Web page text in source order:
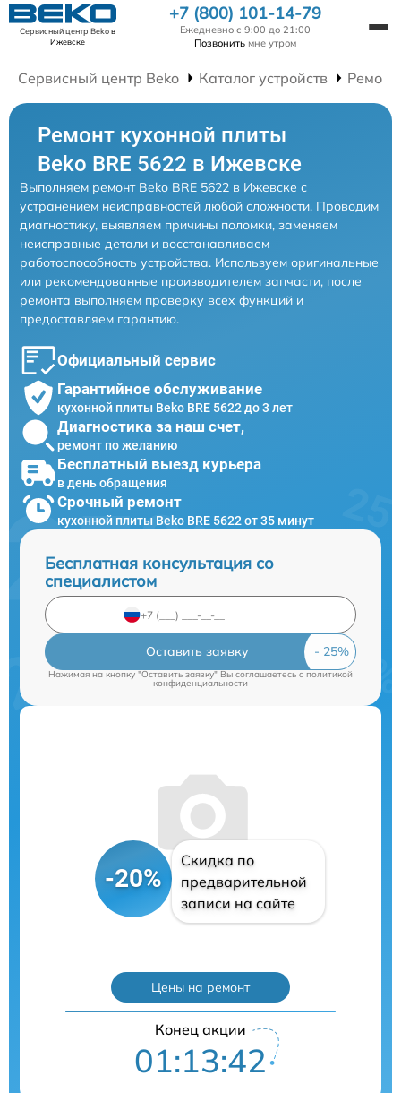
Сервисный центр Bekoв
Ижевске
+7 (800) 101-14-79
Ежедневно с 9:00 до 21:00
Позвонить мне утром
Сервисный центр Beko Каталог устройств
Ремонт кухонной плиты
Beko BRE 5622 в Ижевске
Выполняем ремонт Beko BRE 5622 в Ижевске с
устранением неисправностей любой сложности. Проводим
диагностику, выявляем причины поломки, заменяем
неисправные детали и восстанавливаем
работоспособность устройства. Используем оригинальные
или рекомендованные производителем запчасти, после
ремонта выполняем проверку всех функций и
предоставляем гарантию.
Официальный сервис
Гарантийное обслуживание
кухонной плиты Beko BRE 5622 до 3 лет
Диагностика за наш счет,
ремонт по желанию
Бесплатный выезд курьера
в день обращения
Срочный ремонт
кухонной плиты Beko BRE 5622 от 35 минут
Бесплатная консультация со
специалистом
Оставить заявку
Нажимая на кнопку "Оставить заявку" Вы соглашаетесь cполитикой
конфиденциальности
-20%
Скидка по
предварительной
записи на сайте
Цены на ремонт
Конец акции
01:13:41